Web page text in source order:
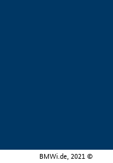
BMWi.de, 2021 ©